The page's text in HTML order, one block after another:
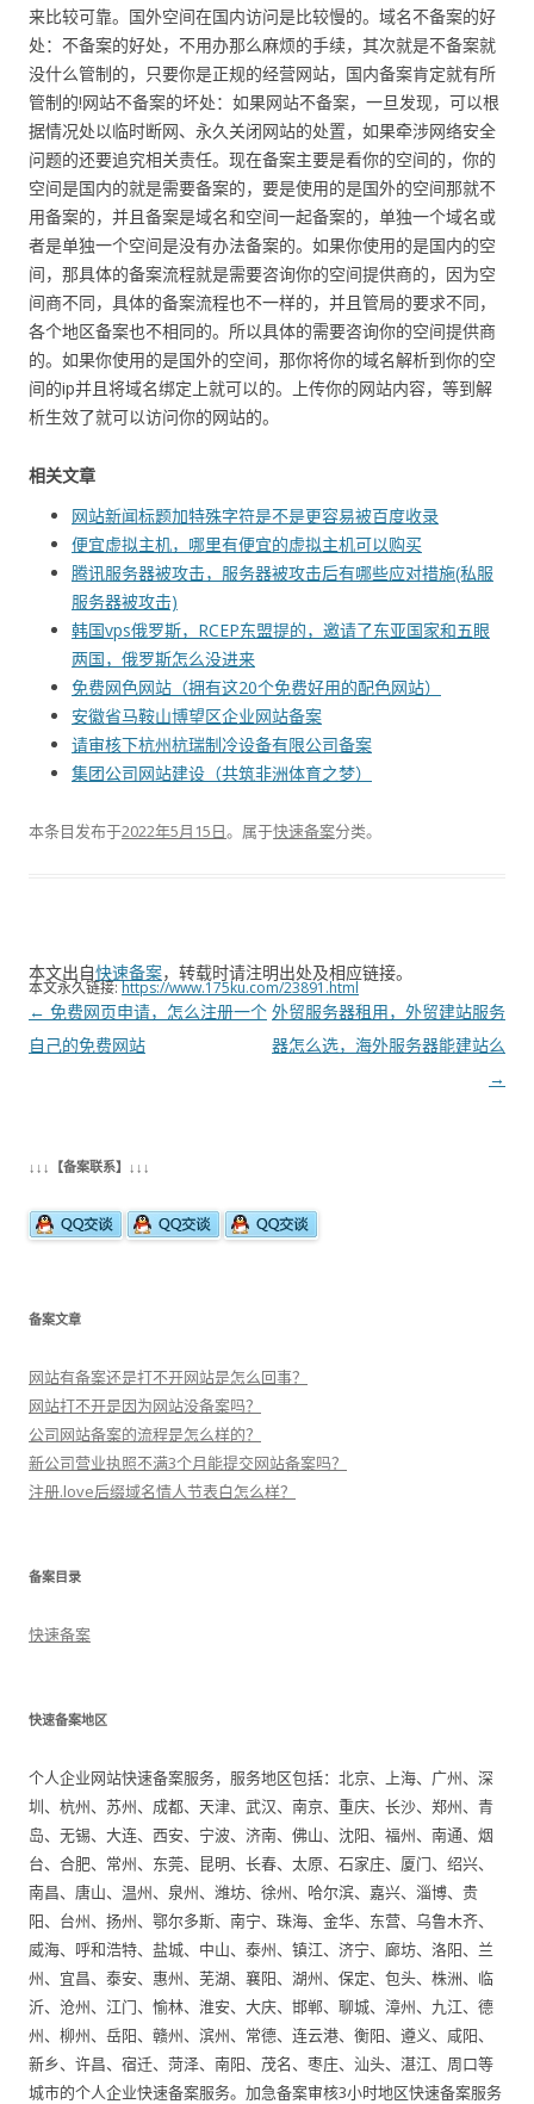
来比较可靠。国外空间在国内访问是比较慢的。域名不备案的好
处：不备案的好处，不用办那么麻烦的手续，其次就是不备案就
没什么管制的，只要你是正规的经营网站，国内备案肯定就有所
管制的!网站不备案的坏处：如果网站不备案，一旦发现，可以根
据情况处以临时断网、永久关闭网站的处置，如果牵涉网络安全
问题的还要追究相关责任。现在备案主要是看你的空间的，你的
空间是国内的就是需要备案的，要是使用的是国外的空间那就不
用备案的，并且备案是域名和空间一起备案的，单独一个域名或
者是单独一个空间是没有办法备案的。如果你使用的是国内的空
间，那具体的备案流程就是需要咨询你的空间提供商的，因为空
间商不同，具体的备案流程也不一样的，并且管局的要求不同，
各个地区备案也不相同的。所以具体的需要咨询你的空间提供商
的。如果你使用的是国外的空间，那你将你的域名解析到你的空
间的ip并且将域名绑定上就可以的。上传你的网站内容，等到解
析生效了就可以访问你的网站的。
相关文章
网站新闻标题加特殊字符是不是更容易被百度收录
便宜虚拟主机，哪里有便宜的虚拟主机可以购买
腾讯服务器被攻击，服务器被攻击后有哪些应对措施(私服
服务器被攻击)
韩国vps俄罗斯，RCEP东盟提的，邀请了东亚国家和五眼
两国，俄罗斯怎么没进来
免费网色网站（拥有这20个免费好用的配色网站）
安徽省马鞍山博望区企业网站备案
请审核下杭州杭瑞制冷设备有限公司备案
集团公司网站建设（共筑非洲体育之梦）
本条目发布于2022年5月15日。属于快速备案分类。
本文出自快速备案，转载时请注明出处及相应链接。
本文永久链接:https://www.175ku.com/23891.html
文
章
← 免费网页申请，怎么注册一个
自己的免费网站
外贸服务器租用，外贸建站服务
器怎么选，海外服务器能建站么
→
↓↓↓【备案联系】↓↓↓
备案文章
网站有备案还是打不开网站是怎么回事？
网站打不开是因为网站没备案吗？
公司网站备案的流程是怎么样的？
新公司营业执照不满3个月能提交网站备案吗？
注册.love后缀域名情人节表白怎么样？
备案目录
快速备案
快速备案地区
个人企业网站快速备案服务，服务地区包括：北京、上海、广州、深
圳、杭州、苏州、成都、天津、武汉、南京、重庆、长沙、郑州、青
岛、无锡、大连、西安、宁波、济南、佛山、沈阳、福州、南通、烟
台、合肥、常州、东莞、昆明、长春、太原、石家庄、厦门、绍兴、
南昌、唐山、温州、泉州、潍坊、徐州、哈尔滨、嘉兴、淄博、贵
阳、台州、扬州、鄂尔多斯、南宁、珠海、金华、东营、乌鲁木齐、
威海、呼和浩特、盐城、中山、泰州、镇江、济宁、廊坊、洛阳、兰
州、宜昌、泰安、惠州、芜湖、襄阳、湖州、保定、包头、株洲、临
沂、沧州、江门、愉林、淮安、大庆、邯郸、聊城、漳州、九江、德
州、柳州、岳阳、赣州、滨州、常德、连云港、衡阳、遵义、咸阳、
新乡、许昌、宿迁、菏泽、南阳、茂名、枣庄、汕头、湛江、周口等
城市的个人企业快速备案服务。加急备案审核3小时地区快速备案服务